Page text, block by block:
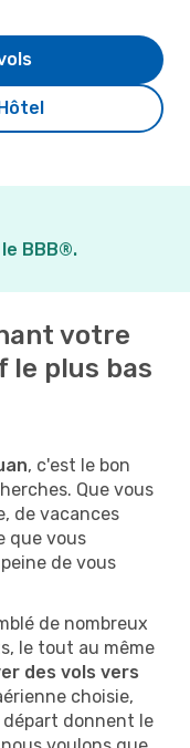
BBB®.
votre
le plus bas
, c'est le bon
Que vous
de vacances
que vous
de vous
de nombreux
le tout au même
des vols vers
choisie,
donnent le